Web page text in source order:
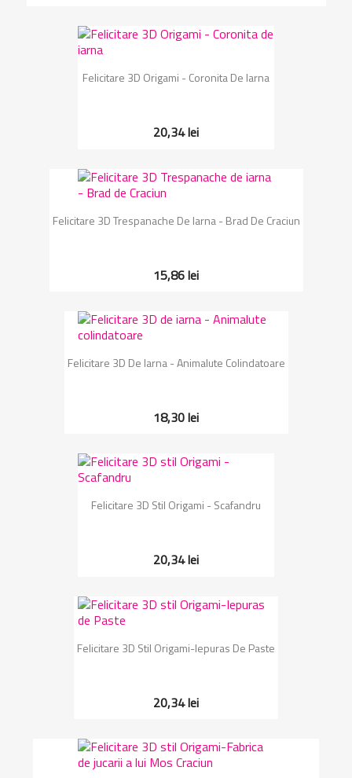
Felicitare 3D Origami - Coronita De Iarna
20,34 lei
Felicitare 3D Trespanache De Iarna - Brad De Craciun
15,86 lei
Felicitare 3D De Iarna - Animalute Colindatoare
18,30 lei
Felicitare 3D Stil Origami - Scafandru
20,34 lei
Felicitare 3D Stil Origami-Iepuras De Paste
20,34 lei